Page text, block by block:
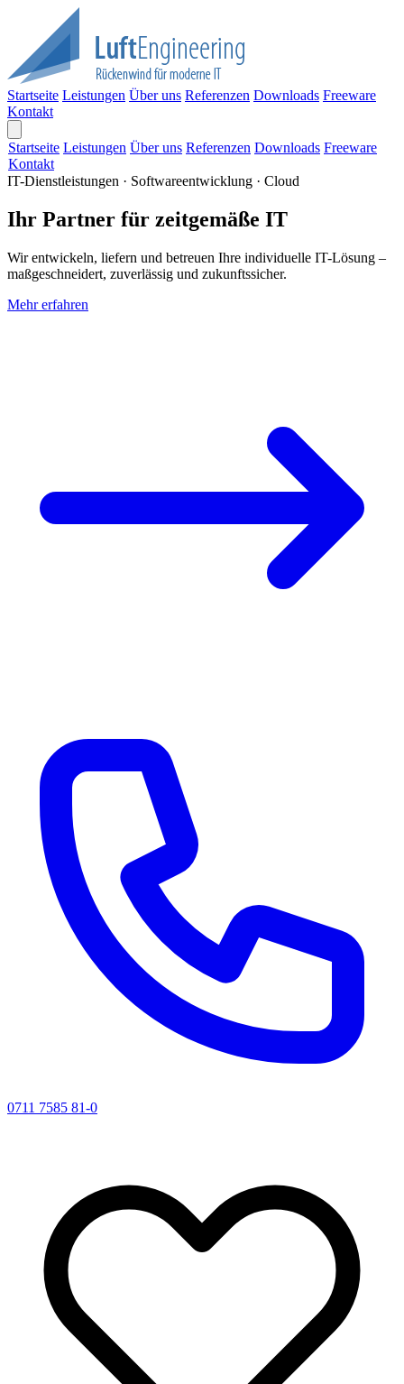
Startseite Leistungen Über uns Referenzen Downloads Freeware
Kontakt
Startseite Leistungen Über uns Referenzen Downloads Freeware
Kontakt
IT-Dienstleistungen · Softwareentwicklung · Cloud
Ihr Partner für zeitgemäße IT
Wir entwickeln, liefern und betreuen Ihre individuelle IT-Lösung –
maßgeschneidert, zuverlässig und zukunftssicher.
Mehr erfahren
0711 7585 81-0